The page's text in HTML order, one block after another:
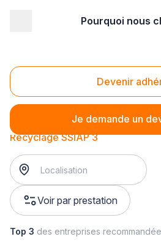
Pourquoi nous
Devenir
Je demande un
Recyclage SSIAP 3
Recyclage SSIAP 3
Voir par prestation
Top 3 des entreprises